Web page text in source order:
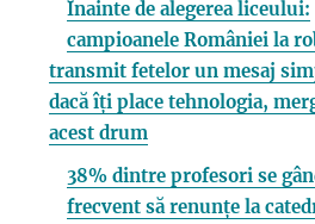
Înainte de alegerea liceului:
campioanele României la
transmit fetelor un mesaj
dacă îți place tehnologia,
acest drum
38% dintre profesori se
frecvent să renunțe la